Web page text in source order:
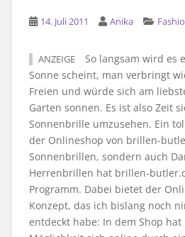
14. Juli 2011 Anika
ANZEIGE
So langsam wird es
Sonne scheint, man verbringt
Freien und würde sich am
Garten sonnen. Es ist also Zeit
Sonnenbrille umzusehen. Ein
der Onlineshop von brillen-
Sonnenbrillen, sondern auch
Herrenbrillen hat brillen-
Programm. Dabei bietet der
Konzept, das ich bislang noch
entdeckt habe: In dem Shop